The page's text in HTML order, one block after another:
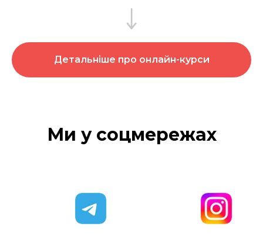
Детальніше про онлайн-курси
Ми у соцмережах